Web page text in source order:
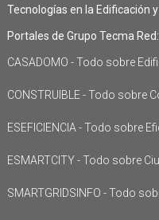
Tecnologías en la Edificación y
Portales de Grupo Tecma Red:
CASADOMO - Todo sobre
CONSTRUIBLE - Todo sobre
ESEFICIENCIA - Todo sobre
ESMARTCITY - Todo sobre
SMARTGRIDSINFO - Todo